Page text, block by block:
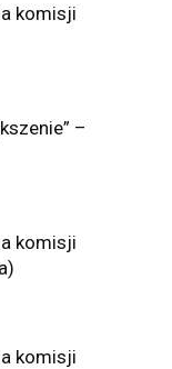
komisji
–
komisji
komisji